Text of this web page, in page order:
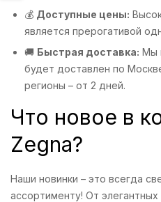
💰 Доступные цены:
является прерогативой
🚚 Быстрая доставка: Мы
будет доставлен по
регионы – от 2 дней.
Что новое в
Zegna?
Наши новинки – это всегда
ассортименту! От